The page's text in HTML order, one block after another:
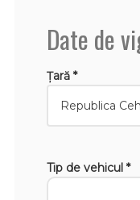
Date de
Țară *
Tip de vehicul *